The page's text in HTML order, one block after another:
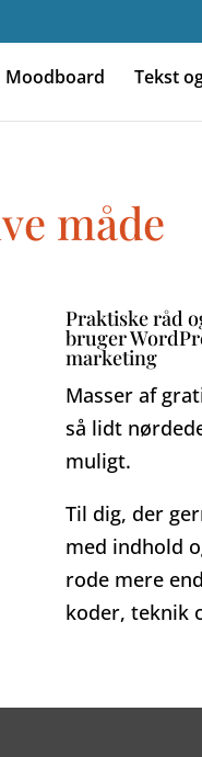
Moodboard Tekst
måde
Praktiske råd
bruger
marketing
Masser af
så lidt
muligt.
Til dig, der
med indhold
rode mere
koder, teknik